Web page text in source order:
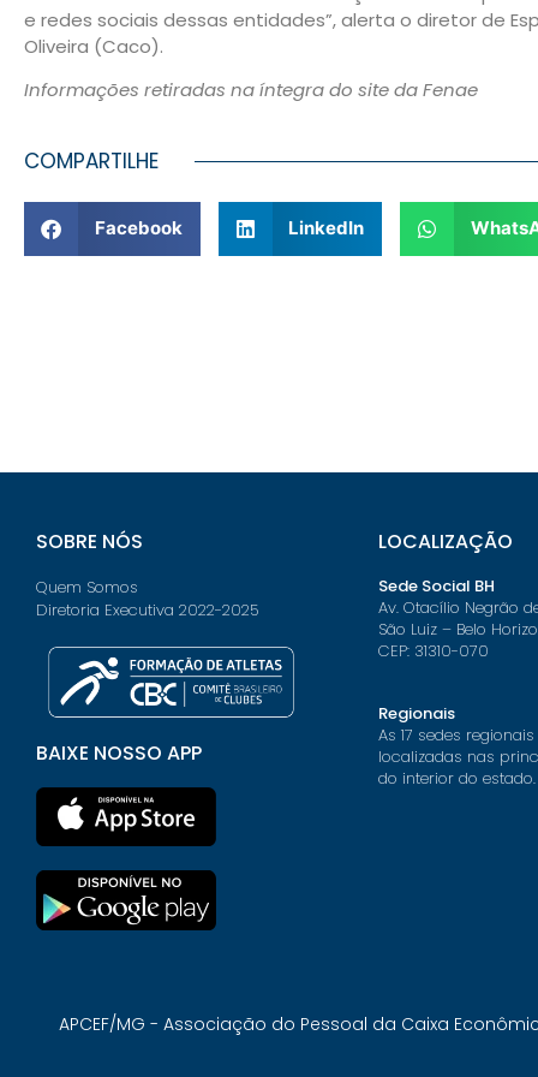
e redes sociais dessas entidades”, alerta o diretor de
Oliveira (Caco).
Informações retiradas na íntegra do site da Fenae
COMPARTILHE
Facebook LinkedIn
SOBRE NÓS
Quem Somos
Diretoria Executiva 2022-2025
BAIXE NOSSO APP
LOCALIZAÇÃO
Sede Social BH
Av. Otacílio Negrão
São Luiz – Belo
CEP: 31310-070
Regionais
As 17 sedes
localizadas nas
do interior do estado.
APCEF/MG - Associação do Pessoal da Caixa